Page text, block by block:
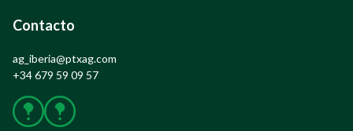
Contacto
ag_iberia@ptxag.com
+34 679 59 09 57
X Instagram